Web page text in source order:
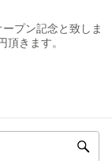
プン記念と致しま
頂きます。